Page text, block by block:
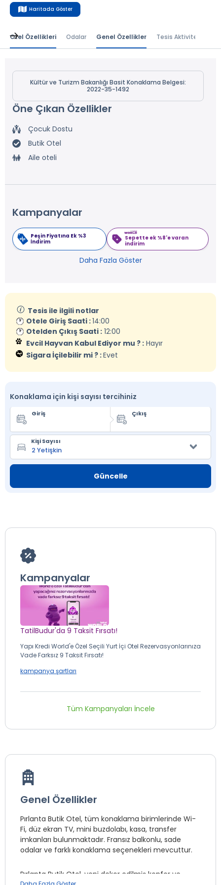
Haritada Göster
Otel Özellikleri Odalar Genel Özellikler Tesis Aktiviteleri
Kültür ve Turizm Bakanlığı Basit Konaklama Belgesi:
2022-35-1492
Öne Çıkan Özellikler
Çocuk Dostu
Butik Otel
Aile oteli
Kampanyalar
Peşin Fiyatına Ek %3
İndirim
Sepette ek %8'e varan
indirim
Daha Fazla Göster
Tesis ile ilgili notlar
Otele Giriş Saati :14:00
Otelden Çıkış Saati : 12:00
Evcil Hayvan Kabul Ediyor mu ? : Hayır
Sigara İçilebilir mi ? :Evet
Konaklama için kişi sayısı tercihiniz
Giriş Çıkış
Kişi Sayısı
Güncelle
Kampanyalar
TatilBudur'da 9 Taksit Fırsatı!
Yapı Kredi World'e Özel Seçili Yurt İçi Otel Rezervasyonlarınıza
Vade Farksız 9 Taksit Fırsatı!
kampanya şartları
Tüm Kampanyaları İncele
Genel Özellikler
Pırlanta Butik Otel, tüm konaklama birimlerinde Wi-
Fi, düz ekran TV, mini buzdolabı, kasa, transfer
imkanları bulunmaktadır. Fransız balkonlu, sade
odalar ve farklı konaklama seçenekleri mevcuttur.
Pırlanta Butik Otel, yeni dekor edilmiş konfor ve